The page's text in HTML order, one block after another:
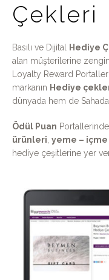
Çekleri
Basılı ve Dijital Hediye
alan müşterilerine
Loyalty Reward
markanın Hediye
dünyada hem de
Ödül Puan Portallerinde
ürünleri yeme –
hediye çeşitlerine yer